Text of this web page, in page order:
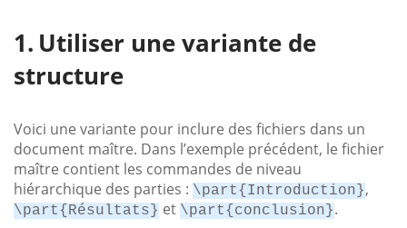
Utiliser une variante de
structure
Voici une variante pour inclure des fichiers dans un
document maître. Dans l’exemple précédent, le fichier
maître contient les commandes de niveau
hiérarchique des parties : \part{Introduction},
\part{Résultats} et \part{conclusion}.